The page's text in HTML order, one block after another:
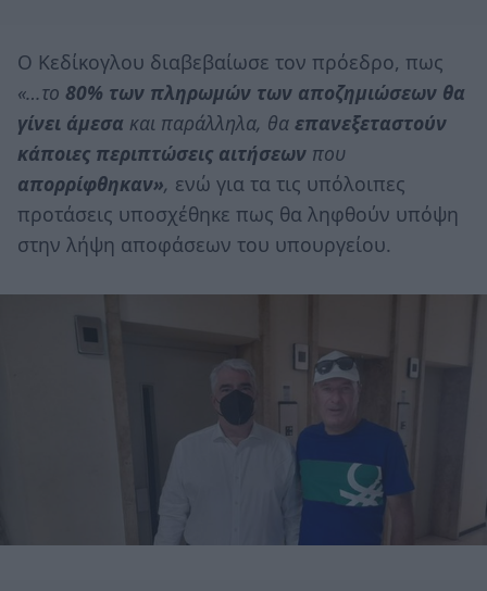
Ο Κεδίκογλου διαβεβαίωσε τον πρόεδρο, πως
«…το 80% των πληρωμών των αποζημιώσεων θα
γίνει άμεσα και παράλληλα, θα επανεξεταστούν
κάποιες περιπτώσεις αιτήσεων που
απορρίφθηκαν», ενώ για τα τις υπόλοιπες
προτάσεις υποσχέθηκε πως θα ληφθούν υπόψη
στην λήψη αποφάσεων του υπουργείου.